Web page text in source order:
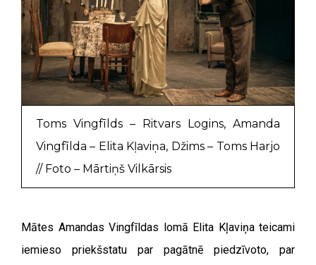
Toms Vingfīlds – Ritvars Logins, Amanda
Vingfīlda – Elita Kļaviņa, Džims – Toms Harjo
// Foto – Mārtiņš Vilkārsis
Mātes Amandas Vingfīldas lomā Elita Kļaviņa teicami
iemieso priekšstatu par pagātnē piedzīvoto, par